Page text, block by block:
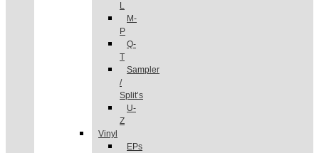
L
M-
P
Q-
T
Sampler
/
Split’s
U-
Z
Vinyl
EPs